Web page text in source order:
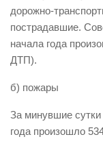
Как стать
Уголок
Пресс-центр
Конкурсы
Наша работа
дорожно-
пострадавшие.
начала года
ДТП).
б) пожары
За минувшие
года произошло